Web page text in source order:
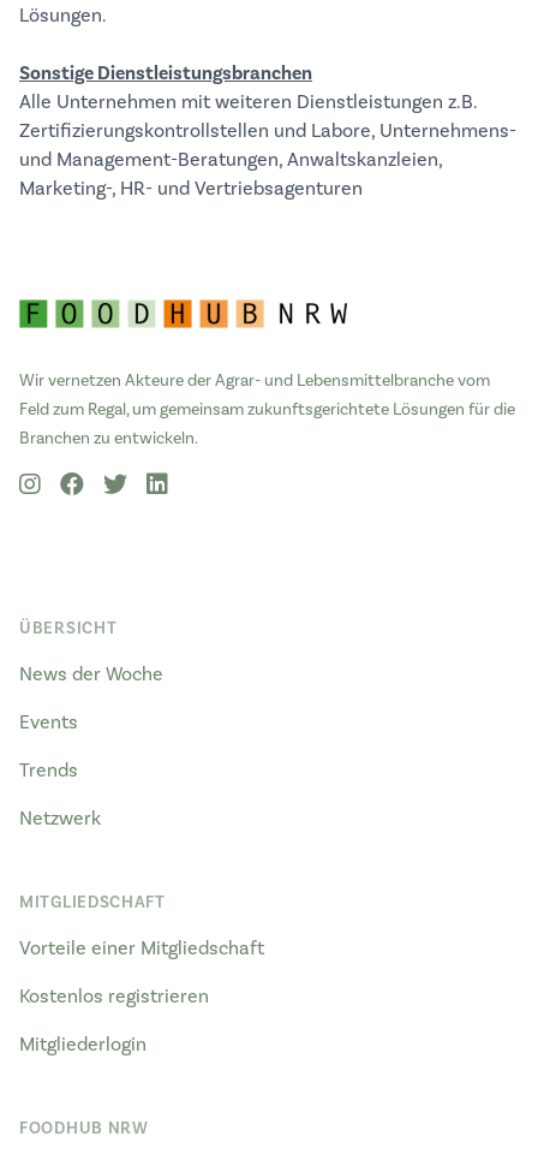
Lösungen.
Sonstige Dienstleistungsbranchen
Alle Unternehmen mit weiteren Dienstleistungen z.B.
Zertifizierungskontrollstellen und Labore, Unternehmens-
und Management-Beratungen, Anwaltskanzleien,
Marketing-, HR- und Vertriebsagenturen
Wir vernetzen Akteure der Agrar- und Lebensmittelbranche vom
Feld zum Regal, um gemeinsam zukunftsgerichtete Lösungen für die
Branchen zu entwickeln.
ÜBERSICHT
News der Woche
Events
Trends
Netzwerk
MITGLIEDSCHAFT
Vorteile einer Mitgliedschaft
Kostenlos registrieren
Mitgliederlogin
FOODHUB NRW